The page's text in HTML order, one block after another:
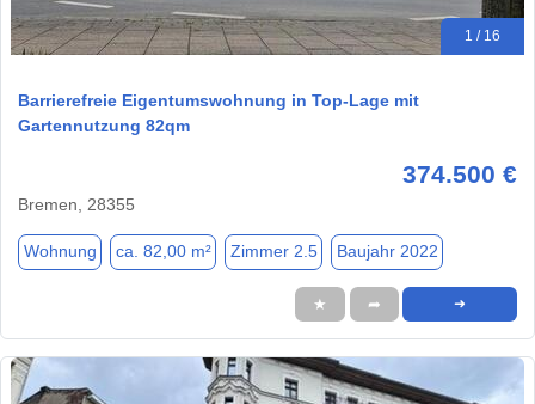
1 / 16
Barrierefreie Eigentumswohnung in Top-Lage mit
Gartennutzung 82qm
374.500 €
Bremen, 28355
Wohnung ca. 82,00 m² Zimmer 2.5 Baujahr 2022
★ ➦ ➜